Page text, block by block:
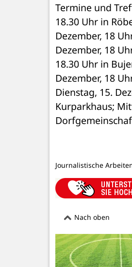
Termine und
18.30 Uhr in
Dezember, 18
Dezember, 18
18.30 Uhr in
Dezember, 18
Dienstag, 15.
Kurparkhaus;
Journalistische
Nach oben